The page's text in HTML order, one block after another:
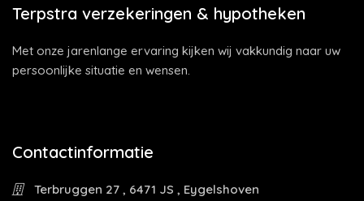
Terpstra verzekeringen & hypotheken
Met onze jarenlange ervaring kijken wij vakkundig naar uw
persoonlijke situatie en wensen.
Contactinformatie
Terbruggen 27 , 6471 JS , Eygelshoven